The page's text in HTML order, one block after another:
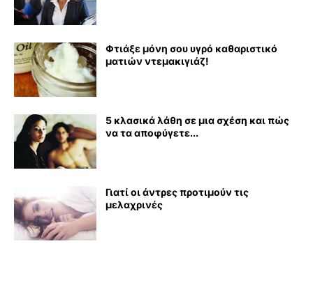
Φτιάξε μόνη σου υγρό καθαριστικό
ματιών ντεμακιγιάζ!
5 κλασικά λάθη σε μια σχέση και πώς
να τα αποφύγετε...
Γιατί οι άντρες προτιμούν τις
μελαχρινές